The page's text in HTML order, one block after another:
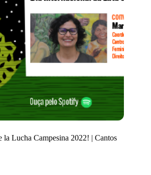
la Lucha Campesina 2022! | Cantos